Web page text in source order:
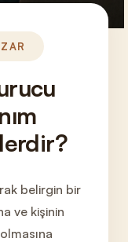
belirgin bir
ve kişinin